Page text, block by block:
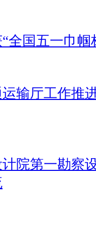
全国五一巾帼
输厅工作推
院第一勘察